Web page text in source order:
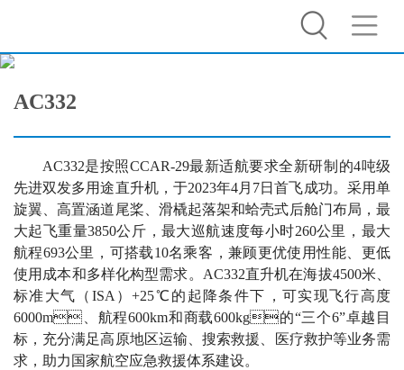
AC332
AC332是按照CCAR-29最新适航要求全新研制的4吨级
先进双发多用途直升机，于2023年4月7日首飞成功。采用单
旋翼、高置涵道尾桨、滑橇起落架和蛤壳式后舱门布局，最
大起飞重量3850公斤，最大巡航速度每小时260公里，最大
航程693公里，可搭载10名乘客，兼顾更优使用性能、更低
使用成本和多样化构型需求。AC332直升机在海拔4500米、
标准大气（ISA）+25℃的起降条件下，可实现飞行高度
6000m、航程600km和商载600kg的“三个6”卓越目
标，充分满足高原地区运输、搜索救援、医疗救护等业务需
求，助力国家航空应急救援体系建设。